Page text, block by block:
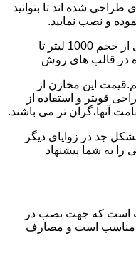
شده اند تا بتوانید
و نصب نمایید.
ما توانایی داریم مخازن پلی اتیلن مکعبی از حجم 1000 لیتر تا
این مخازن از
قویتر و استفاده از
آنها،گران تر می باشند.
جد در زوایای دیگر
را به شما پیشنهاد
است که جهت نصب در
است و مصارف